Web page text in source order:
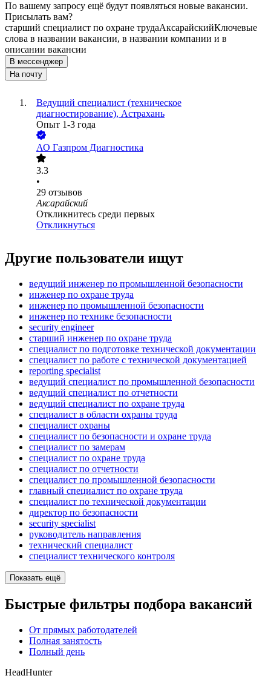
По вашему запросу ещё будут появляться новые вакансии.
Присылать вам?
старший специалист по охране трудаАксарайскийКлючевые
слова в названии вакансии, в названии компании и в
описании вакансии
В мессенджер
На почту
Ведущий специалист (техническое
диагностирование), Астрахань
Опыт 1-3 года
АО Газпром Диагностика
3.3
•
29 отзывов
Аксарайский
Откликнитесь среди первых
Откликнуться
Другие пользователи ищут
ведущий инженер по промышленной безопасности
инженер по охране труда
инженер по промышленной безопасности
инженер по технике безопасности
security engineer
старший инженер по охране труда
специалист по подготовке технической документации
специалист по работе с технической документацией
reporting specialist
ведущий специалист по промышленной безопасности
ведущий специалист по отчетности
ведущий специалист по охране труда
специалист в области охраны труда
специалист охраны
специалист по безопасности и охране труда
специалист по замерам
специалист по охране труда
специалист по отчетности
специалист по промышленной безопасности
главный специалист по охране труда
специалист по технической документации
директор по безопасности
security specialist
руководитель направления
технический специалист
специалист технического контроля
Показать ещё
Быстрые фильтры подбора вакансий
От прямых работодателей
Полная занятость
Полный день
HeadHunter